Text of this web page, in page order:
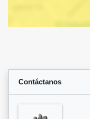
Contáctanos